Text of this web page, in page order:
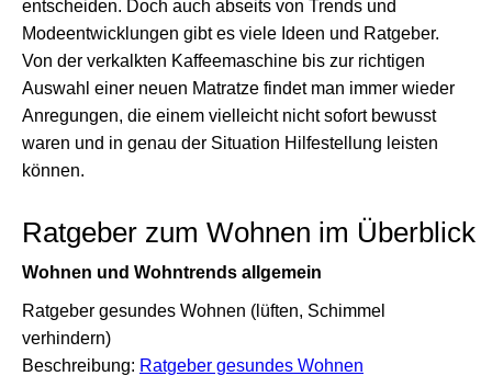
entscheiden. Doch auch abseits von Trends und
Modeentwicklungen gibt es viele Ideen und Ratgeber.
Von der verkalkten Kaffeemaschine bis zur richtigen
Auswahl einer neuen Matratze findet man immer wieder
Anregungen, die einem vielleicht nicht sofort bewusst
waren und in genau der Situation Hilfestellung leisten
können.
Ratgeber zum Wohnen im Überblick
Wohnen und Wohntrends allgemein
Ratgeber gesundes Wohnen (lüften, Schimmel
verhindern)
Beschreibung: Ratgeber gesundes Wohnen